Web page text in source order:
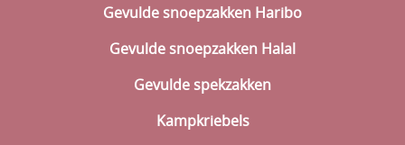
Gevulde snoepzakken Haribo
Gevulde snoepzakken Halal
Gevulde spekzakken
Kampkriebels